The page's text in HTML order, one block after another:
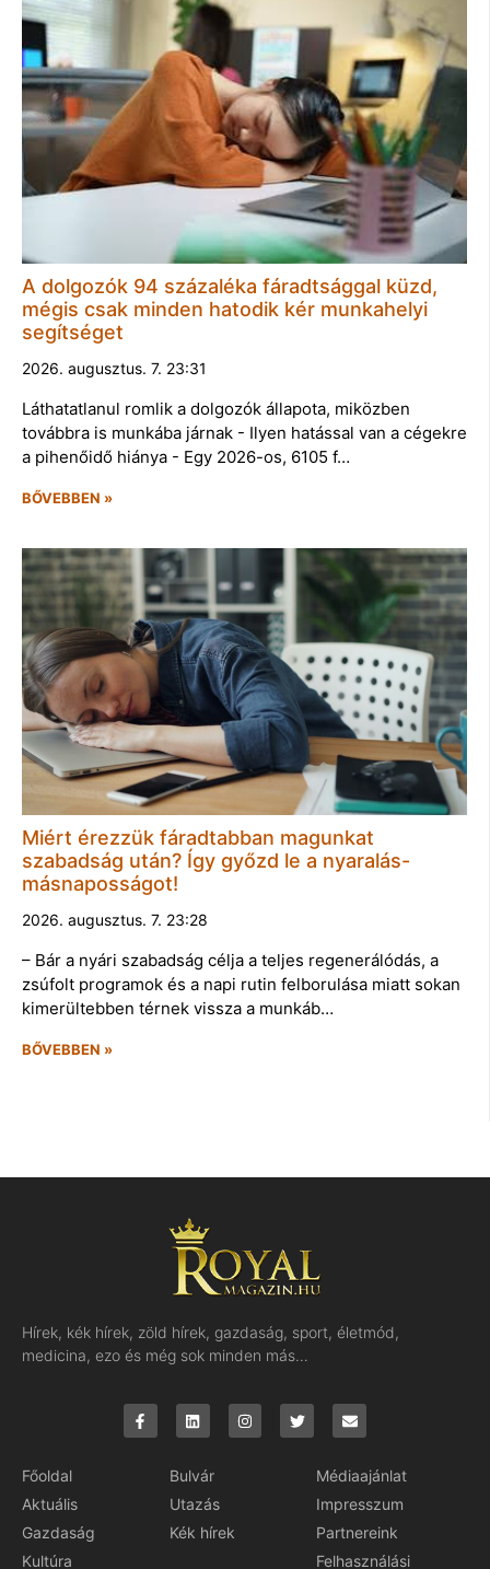
A dolgozók 94 százaléka fáradtsággal küzd,
mégis csak minden hatodik kér munkahelyi
segítséget
2026. augusztus. 7. 23:31
Láthatatlanul romlik a dolgozók állapota, miközben
továbbra is munkába járnak - Ilyen hatással van a cégekre
a pihenőidő hiánya - Egy 2026-os, 6105 f…
BŐVEBBEN »
Miért érezzük fáradtabban magunkat
szabadság után? Így győzd le a nyaralás-
másnaposságot!
2026. augusztus. 7. 23:28
– Bár a nyári szabadság célja a teljes regenerálódás, a
zsúfolt programok és a napi rutin felborulása miatt sokan
kimerültebben térnek vissza a munkáb…
BŐVEBBEN »
Hírek, kék hírek, zöld hírek, gazdaság, sport, életmód,
medicina, ezo és még sok minden más…
Főoldal
Aktuális
Gazdaság
Kultúra
Bulvár
Utazás
Kék hírek
Médiaajánlat
Impresszum
Partnereink
Felhasználási